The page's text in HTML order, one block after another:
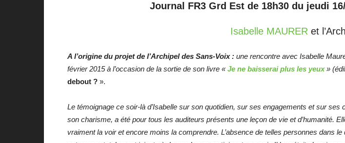
Journal FR3 Grd Est de 18h30 du jeudi
Isabelle MAURER et
A l’origine du projet de l’Archipel des Sans-Voix : une rencontre avec Isabelle
février 2015 à l’occasion de la sortie de son livre «Je ne baisserai plus les yeux»
debout ? ».
Le témoignage ce soir-là d’Isabelle sur son quotidien, sur ses engagements et sur
son charisme, a été pour tous les auditeurs présents une leçon de vie et d’humanité.
vraiment la voir et encore moins la comprendre. L’absence de telles personnes dans